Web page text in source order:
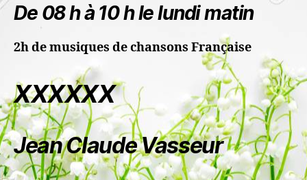
De 08 h à 10 h le lundi matin
2h de musiques de chansons Française
XXXXXX
Jean Claude Vasseur